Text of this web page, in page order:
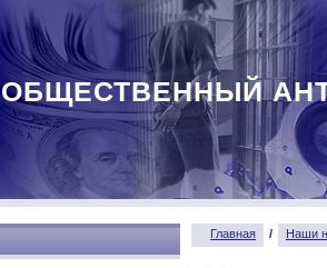
ОБЩЕСТВЕННЫЙ
Главная / Наши